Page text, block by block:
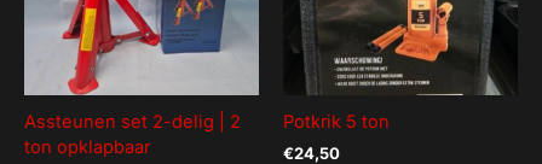
Assteunen set 2-delig | 2
ton opklapbaar
Potkrik 5 ton
€24,50